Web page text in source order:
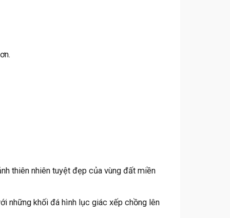
thiên nhiên tuyệt đẹp của vùng đất miền
những khối đá hình lục giác xếp chồng lên